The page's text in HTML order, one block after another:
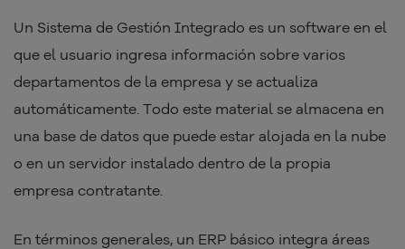
Un Sistema de Gestión Integrado es un software en el
que el usuario ingresa información sobre varios
departamentos de la empresa y se actualiza
automáticamente. Todo este material se almacena en
una base de datos que puede estar alojada en la nube
o en un servidor instalado dentro de la propia
empresa contratante.
En términos generales, un ERP básico integra áreas